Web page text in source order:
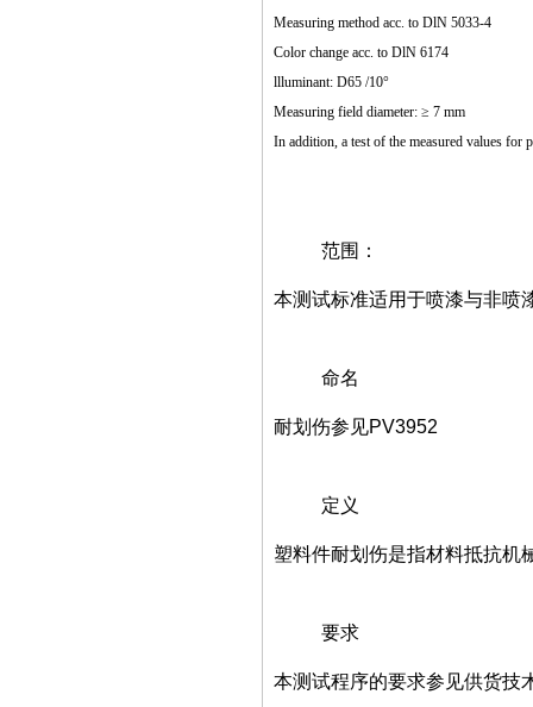
Measuring method acc. to DlN 5033-4
Color change acc. to DlN 6174
llluminant: D65 /10°
Measuring field diameter: ≥ 7 mm
In addition, a test of the measured values for
范围：
本测试标准适用于喷漆与非喷
命名
耐划伤参见PV3952
定义
塑料件耐划伤是指材料抵抗机
要求
本测试程序的要求参见供货技